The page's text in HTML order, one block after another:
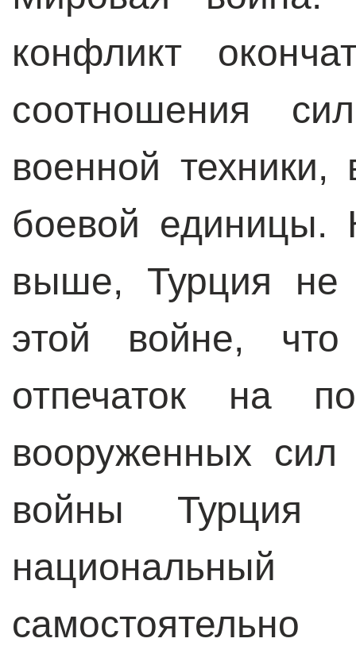
конфликт
соотношения
военной
боевой единицы.
выше, Турция не
этой войне,
отпечаток на
вооруженных
войны Турция